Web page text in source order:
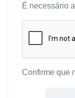
É necessário
Confirme que